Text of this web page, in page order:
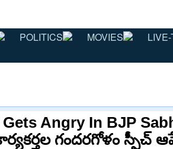
POLITICS MOVIES
Angry In BJP
గందరగోళం స్పీచ్